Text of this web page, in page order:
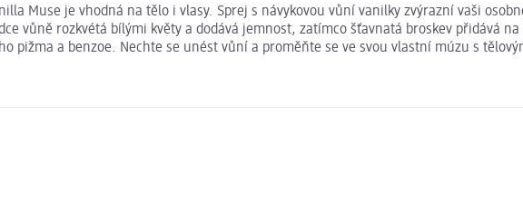
Muse je vhodná na tělo i vlasy. Sprej s návykovou vůní vanilky zvýrazní vaši
vůně rozkvétá bílými květy a dodává jemnost, zatímco šťavnatá broskev přidává
pižma a benzoe. Nechte se unést vůní a proměňte se ve svou vlastní múzu s